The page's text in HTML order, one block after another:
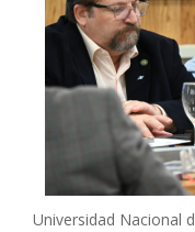
Universidad Nacional